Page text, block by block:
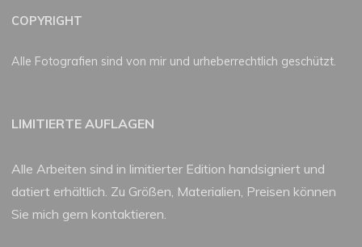
COPYRIGHT
Alle Fotografien sind von mir und urheberrechtlich geschützt.
LIMITIERTE AUFLAGEN
Alle Arbeiten sind in limitierter Edition handsigniert und
datiert erhältlich. Zu Größen, Materialien, Preisen können
Sie mich gern kontaktieren.